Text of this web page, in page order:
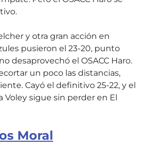
y otra gran acción en
pusieron el 23-20, punto
desaprovechó el OSACC Haro.
un poco las distancias,
Cayó el definitivo 25-22, y el
Voley sigue sin perder en El
Moral